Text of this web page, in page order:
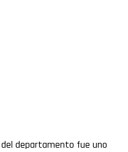
departamento fue uno